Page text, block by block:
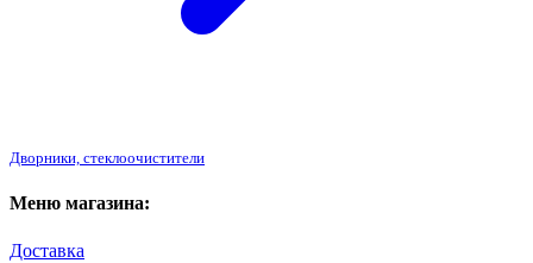
Дворники, стеклоочистители
Меню магазина:
Доставка